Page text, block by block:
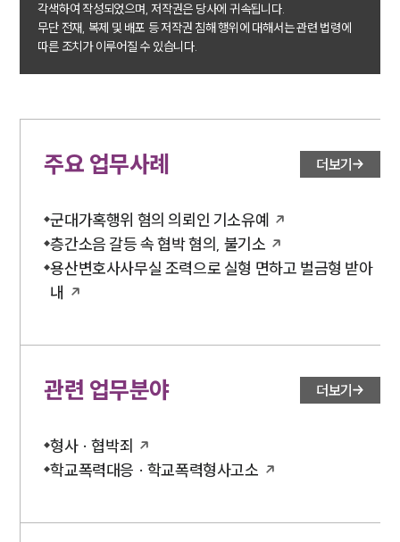
각색하여 작성되었으며, 저작권은 당사에 귀속됩니다.
무단 전재, 복제 및 배포 등 저작권 침해 행위에 대해서는 관련 법령에
따른 조치가 이루어질 수 있습니다.
주요 업무사례 더보기
군대가혹행위 혐의 의뢰인 기소유예
층간소음 갈등 속 협박 혐의, 불기소
용산변호사사무실 조력으로 실형 면하고 벌금형 받아
내
관련 업무분야 더보기
형사 · 협박죄
학교폭력대응 · 학교폭력형사고소